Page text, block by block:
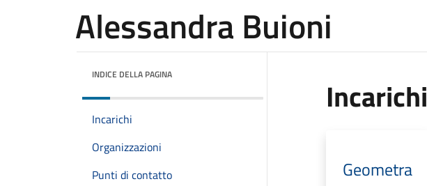
Alessandra Buioni
INDICE DELLA PAGINA
Incarichi
Organizzazioni
Punti di contatto
Incarichi
Geometra